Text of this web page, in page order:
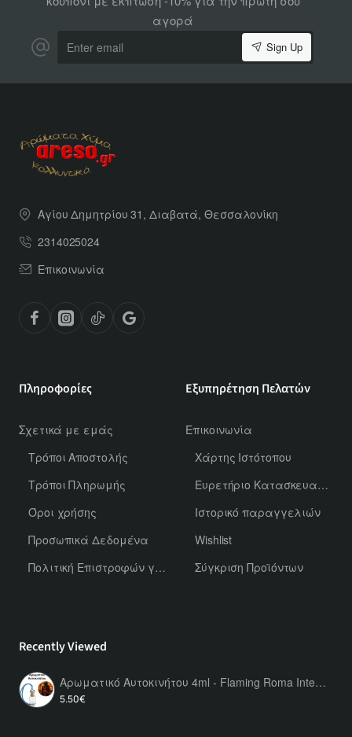
αγορά
email
Sign Up
Αγίου Δημητρίου 31, Διαβατά, Θεσσαλονίκη
2314025024
Επικοινωνία
Πληροφορίες
Σχετικά με εμάς
Τρόποι Αποστολής
Τρόποι Πληρωμής
Όροι χρήσης
Προσωπικά Δεδομένα
Πολιτική Επιστροφών για Χύμα Αρώματα
Εξυπηρέτηση Πελατών
Επικοινωνία
Χάρτης Ιστότοπου
Ευρετήριο Κατασκευαστών
Ιστορικό παραγγελιών
Wishlist
Σύγκριση Προϊόντων
Recently Viewed
Αρωματικό Αυτοκινήτου 4ml - Flaming Roma Intense Men
5.50€